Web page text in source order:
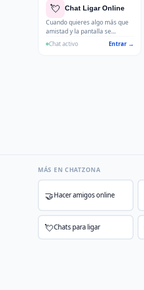
la península.
💘 Chat Ligar Online
Cuando quieres algo más que
amistad y la pantalla se
convierte en el primer paso.
Chat activo Entrar →
MÁS EN CHATZONA
🤝Hacer amigos online
💘Chats para ligar